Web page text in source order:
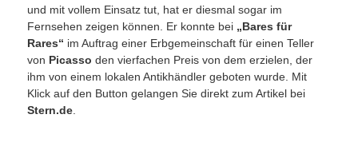
und mit vollem Einsatz tut, hat er diesmal sogar im
Fernsehen zeigen können. Er konnte bei „Bares für
Rares“ im Auftrag einer Erbgemeinschaft für einen Teller
von Picasso den vierfachen Preis von dem erzielen, der
ihm von einem lokalen Antikhändler geboten wurde. Mit
Klick auf den Button gelangen Sie direkt zum Artikel bei
Stern.de.